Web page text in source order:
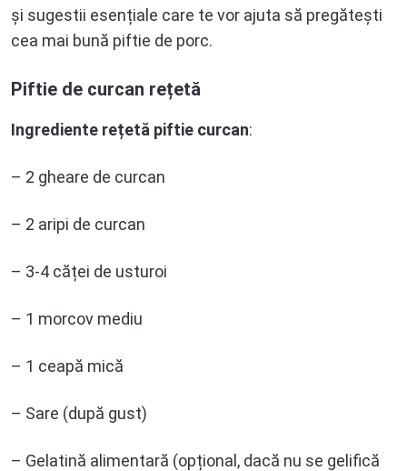
și sugestii esențiale care te vor ajuta să pregătești
cea mai bună piftie de porc.
Piftie de curcan rețetă
Ingrediente rețetă piftie curcan:
– 2 gheare de curcan
– 2 aripi de curcan
– 3-4 căței de usturoi
– 1 morcov mediu
– 1 ceapă mică
– Sare (după gust)
– Gelatină alimentară (opțional, dacă nu se gelifică